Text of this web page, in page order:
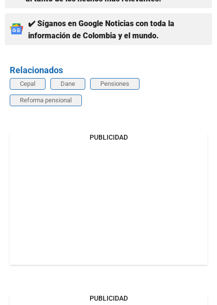
✔️ Síganos en Google Noticias con toda la
información de Colombia y el mundo.
Relacionados
Cepal Dane Pensiones
Reforma pensional
PUBLICIDAD
PUBLICIDAD